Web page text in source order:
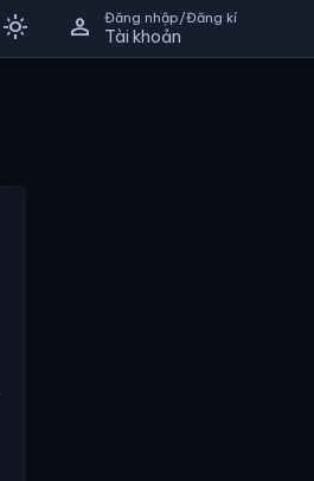
light_mode person Đăng nhập/Đăng kí
Tài khoản